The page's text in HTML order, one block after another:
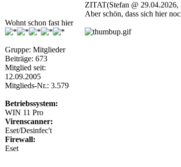
Wohnt schon fast hier
Gruppe: Mitglieder
Beiträge: 673
Mitglied seit:
12.09.2005
Mitglieds-Nr.: 3.579
Betriebssystem:
WIN 11 Pro
Virenscanner:
Eset/Desinfec't
Firewall:
Eset
ZITAT(Stefan @ 29.04.2026,
Aber schön, dass sich hier